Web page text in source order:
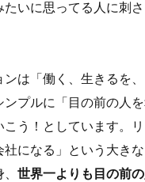
いに思ってる人に刺
ンは「働く、生きるを
プルに「目の前の人を
こう！としています。
になる」という大き
世界一よりも目の前